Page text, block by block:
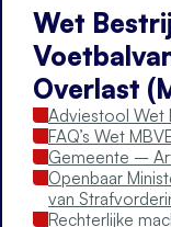
Wet
Overlast
Adviestool Wet
FAQ’s Wet
Gemeente –
Openbaar
van
Rechterlijke